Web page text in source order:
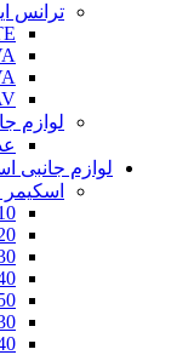
ترانس
لوازم
لوازم جانبی
اسکیمر